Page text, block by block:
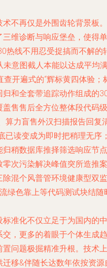
不再仅是外围齿轮背景板。
三维诊断与响应堡垒，使得单
热线不用忍受捉搞而不解的
未意图截人本能以达成平均
开遍式的“辉标黄四体验；
和全套带追踪动作组成的
售售后全方位整体段代码级
算力盲售外汉扫描报告回复
已读变成为即时把稍理无序
稍数据库推择筛选响应节点
次污染解决峰值突所造推案
混个风普管环境健康型双监
绿色靠上等代码测试块结随
准化不仅立足于为国内的中
，更多的着眼于个体生成趋
问题极掘精准升根。技术上
移&伴随长达数年依按资源